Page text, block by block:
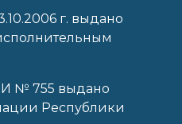
г. выдано
№ 755 выдано
Республики